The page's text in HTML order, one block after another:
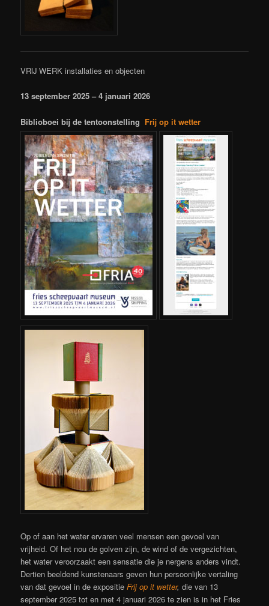
VRIJ WERK installaties en objecten
13 september 2025 – 4 januari 2026
Biblioboei bij de tentoonstelling Frij op it wetter
Op of aan het water ervaren veel mensen een gevoel van
vrijheid. Of het nou de golven zijn, de wind of de vergezichten,
het water veroorzaakt een sensatie die je nergens anders vindt.
Dertien beeldend kunstenaars geven hun persoonlijke vertaling
van dat gevoel in de expositieFrij op it wetter,die van 13
september 2025 tot en met 4 januari 2026 te zien is in het Fries